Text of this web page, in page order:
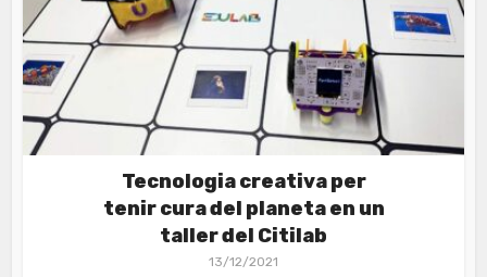
Tecnologia creativa per
tenir cura del planeta en un
taller del Citilab
13/12/2021